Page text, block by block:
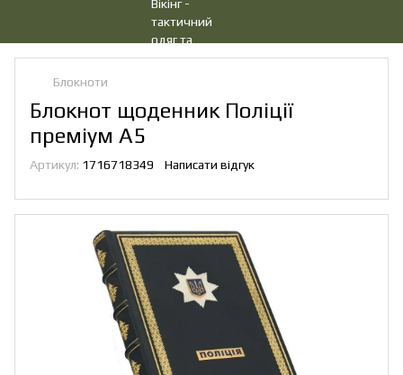
Блокноти
Блокнот щоденник Поліції
преміум А5
Артикул: 1716718349 Написати відгук